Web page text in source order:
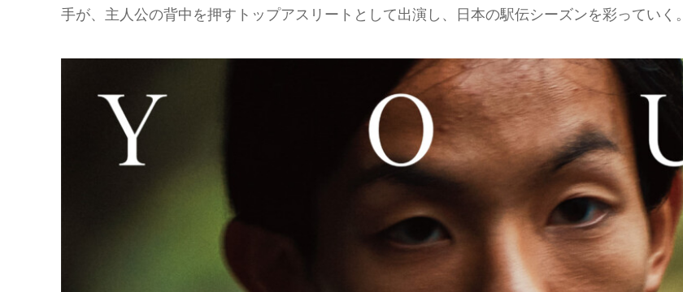
手が、主人公の背中を押すトップアスリートとして出演し、日本の駅伝シーズンを彩っていく。